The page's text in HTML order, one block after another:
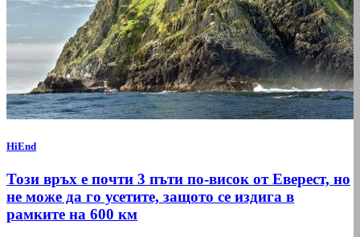
HiEnd
Този връх е почти 3 пъти по-висок от Еверест, но
не може да го усетите, защото се издига в
рамките на 600 км